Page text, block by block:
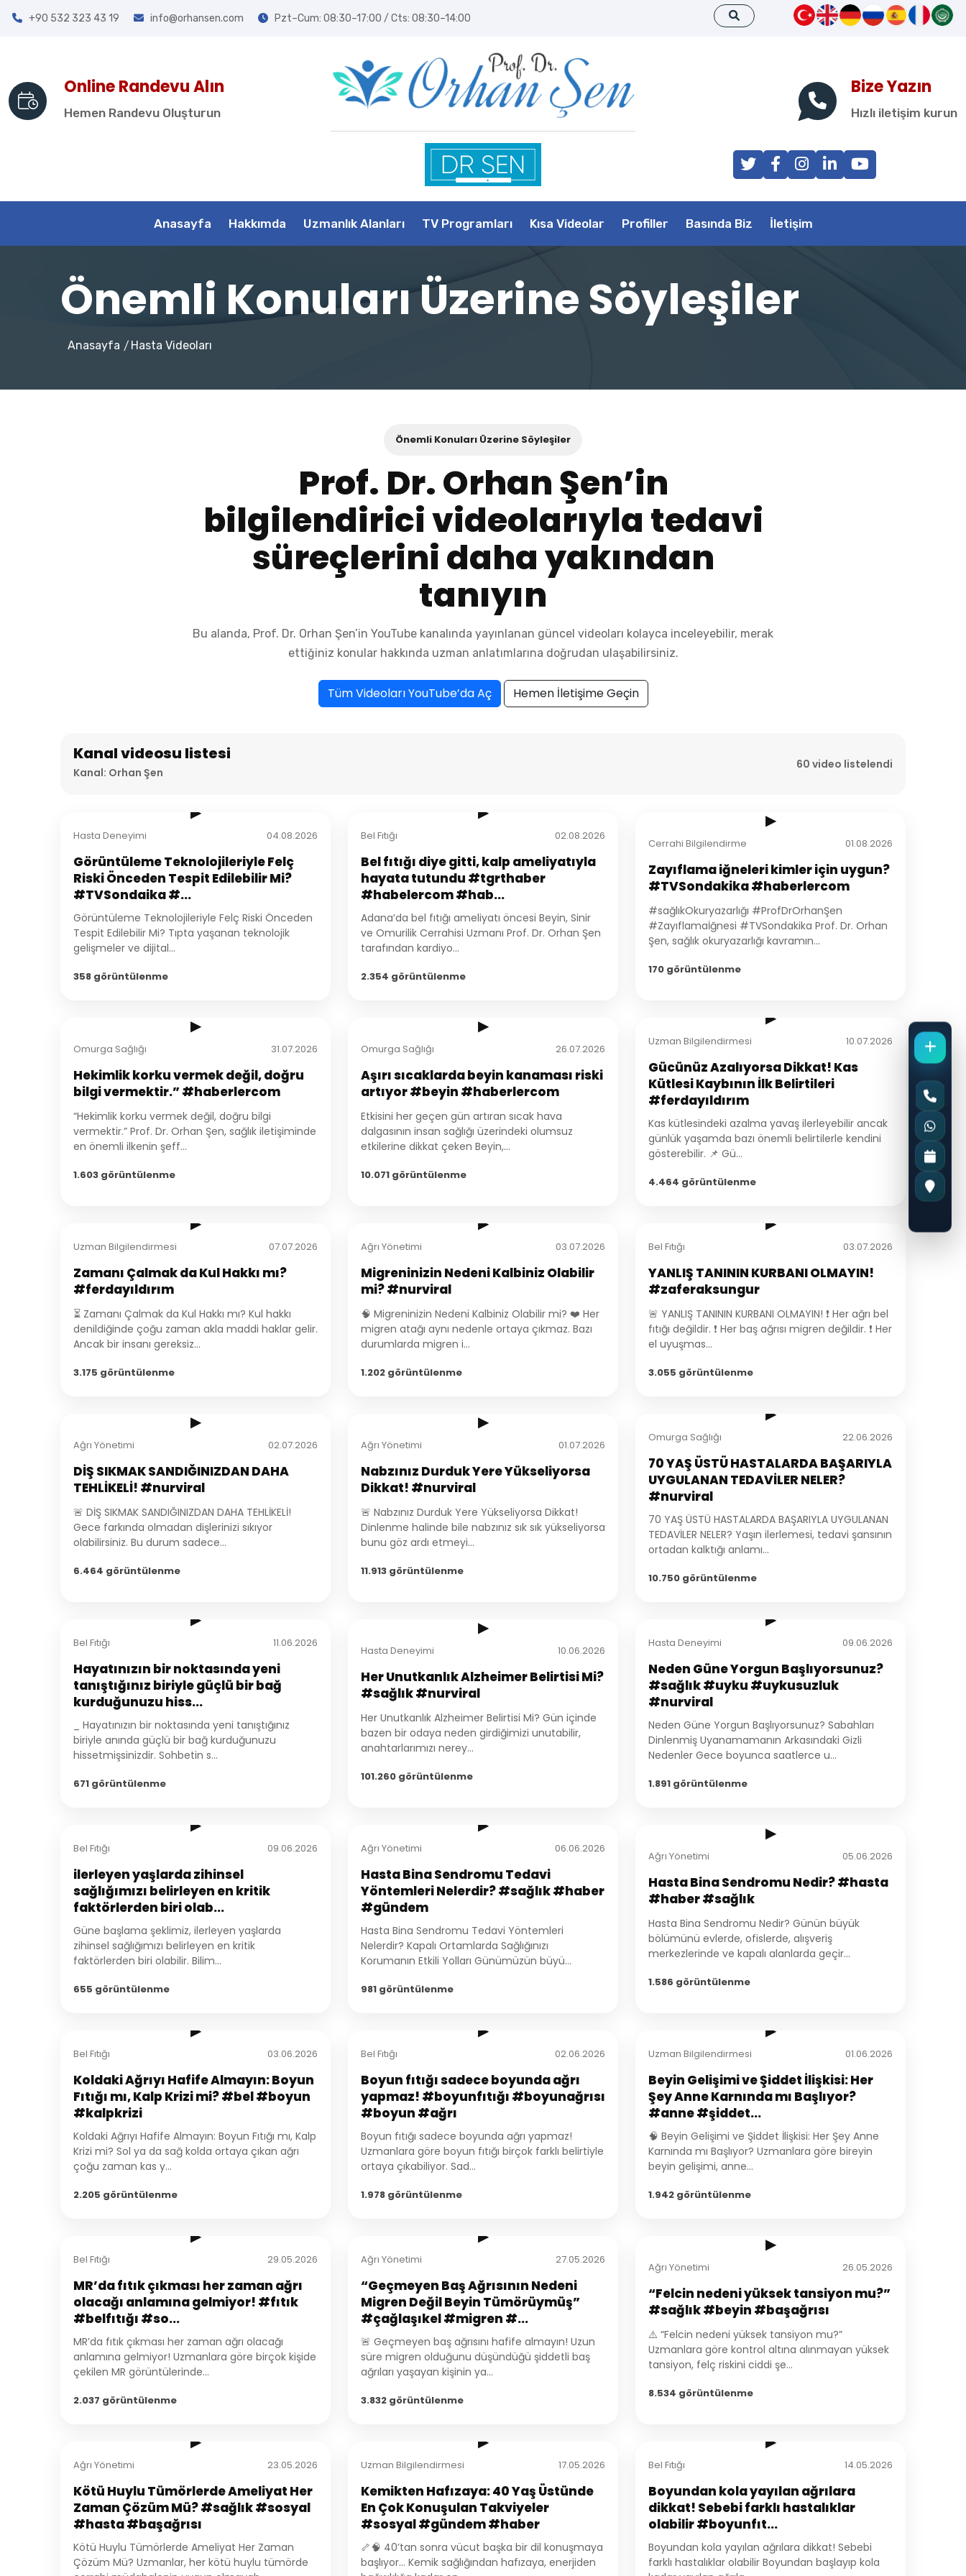
+90 532 323 43 19 info@orhansen.com Pzt–Cum: 08:30–17:00 / Cts: 08:30–14:00
Online Randevu Alın
Hemen Randevu Oluşturun
Bize Yazın
Hızlı iletişim kurun
Anasayfa Hakkımda Uzmanlık Alanları TV Programları Kısa Videolar Profiller Basında Biz İletişim
Önemli Konuları Üzerine Söyleşiler
Anasayfa / Hasta Videoları
Önemli Konuları Üzerine Söyleşiler
Prof. Dr. Orhan Şen’in
bilgilendirici videolarıyla tedavi
süreçlerini daha yakından
tanıyın
Bu alanda, Prof. Dr. Orhan Şen’in YouTube kanalında yayınlanan güncel videoları kolayca inceleyebilir, merak
ettiğiniz konular hakkında uzman anlatımlarına doğrudan ulaşabilirsiniz.
Tüm Videoları YouTube’da Aç Hemen İletişime Geçin
Kanal videosu listesi
Kanal: Orhan Şen
60 video listelendi
▶
Hasta Deneyimi 04.08.2026
Görüntüleme Teknolojileriyle Felç
Riski Önceden Tespit Edilebilir Mi?
#TVSondaika #...
Görüntüleme Teknolojileriyle Felç Riski Önceden
Tespit Edilebilir Mi? Tıpta yaşanan teknolojik
gelişmeler ve dijital...
358 görüntülenme
▶
Bel Fıtığı 02.08.2026
Bel fıtığı diye gitti, kalp ameliyatıyla
hayata tutundu #tgrthaber
#habelercom #hab...
Adana’da bel fıtığı ameliyatı öncesi Beyin, Sinir
ve Omurilik Cerrahisi Uzmanı Prof. Dr. Orhan Şen
tarafından kardiyo...
2.354 görüntülenme
▶
Cerrahi Bilgilendirme 01.08.2026
Zayıflama iğneleri kimler için uygun?
#TVSondakika #haberlercom
#sağlıkOkuryazarlığı #ProfDrOrhanŞen
#Zayıflamaİğnesi #TVSondakika Prof. Dr. Orhan
Şen, sağlık okuryazarlığı kavramın...
170 görüntülenme
▶
Omurga Sağlığı 31.07.2026
Hekimlik korku vermek değil, doğru
bilgi vermektir.” #haberlercom
“Hekimlik korku vermek değil, doğru bilgi
vermektir.” Prof. Dr. Orhan Şen, sağlık iletişiminde
en önemli ilkenin şeff...
1.603 görüntülenme
▶
Omurga Sağlığı 26.07.2026
Aşırı sıcaklarda beyin kanaması riski
artıyor #beyin #haberlercom
Etkisini her geçen gün artıran sıcak hava
dalgasının insan sağlığı üzerindeki olumsuz
etkilerine dikkat çeken Beyin,...
10.071 görüntülenme
▶
Uzman Bilgilendirmesi 10.07.2026
Gücünüz Azalıyorsa Dikkat! Kas
Kütlesi Kaybının İlk Belirtileri
#ferdayıldırım
Kas kütlesindeki azalma yavaş ilerleyebilir ancak
günlük yaşamda bazı önemli belirtilerle kendini
gösterebilir. 📌 Gü...
4.464 görüntülenme
▶
Uzman Bilgilendirmesi 07.07.2026
Zamanı Çalmak da Kul Hakkı mı?
#ferdayıldırım
⏳ Zamanı Çalmak da Kul Hakkı mı? Kul hakkı
denildiğinde çoğu zaman akla maddi haklar gelir.
Ancak bir insanı gereksiz...
3.175 görüntülenme
▶
Ağrı Yönetimi 03.07.2026
Migreninizin Nedeni Kalbiniz Olabilir
mi? #nurviral
🧠 Migreninizin Nedeni Kalbiniz Olabilir mi? ❤️ Her
migren atağı aynı nedenle ortaya çıkmaz. Bazı
durumlarda migren i...
1.202 görüntülenme
▶
Bel Fıtığı 03.07.2026
YANLIŞ TANININ KURBANI OLMAYIN!
#zaferaksungur
🚨 YANLIŞ TANININ KURBANI OLMAYIN! ❗ Her ağrı bel
fıtığı değildir. ❗ Her baş ağrısı migren değildir. ❗ Her
el uyuşmas...
3.055 görüntülenme
▶
Ağrı Yönetimi 02.07.2026
DİŞ SIKMAK SANDIĞINIZDAN DAHA
TEHLİKELİ! #nurviral
🚨 DİŞ SIKMAK SANDIĞINIZDAN DAHA TEHLİKELİ!
Gece farkında olmadan dişlerinizi sıkıyor
olabilirsiniz. Bu durum sadece...
6.464 görüntülenme
▶
Ağrı Yönetimi 01.07.2026
Nabzınız Durduk Yere Yükseliyorsa
Dikkat! #nurviral
🚨 Nabzınız Durduk Yere Yükseliyorsa Dikkat!
Dinlenme halinde bile nabzınız sık sık yükseliyorsa
bunu göz ardı etmeyi...
11.913 görüntülenme
▶
Omurga Sağlığı 22.06.2026
70 YAŞ ÜSTÜ HASTALARDA BAŞARIYLA
UYGULANAN TEDAVİLER NELER?
#nurviral
70 YAŞ ÜSTÜ HASTALARDA BAŞARIYLA UYGULANAN
TEDAVİLER NELER? Yaşın ilerlemesi, tedavi şansının
ortadan kalktığı anlamı...
10.750 görüntülenme
▶
Bel Fıtığı 11.06.2026
Hayatınızın bir noktasında yeni
tanıştığınız biriyle güçlü bir bağ
kurduğunuzu hiss...
_ Hayatınızın bir noktasında yeni tanıştığınız
biriyle anında güçlü bir bağ kurduğunuzu
hissetmişsinizdir. Sohbetin s...
671 görüntülenme
▶
Hasta Deneyimi 10.06.2026
Her Unutkanlık Alzheimer Belirtisi Mi?
#sağlık #nurviral
Her Unutkanlık Alzheimer Belirtisi Mi? Gün içinde
bazen bir odaya neden girdiğimizi unutabilir,
anahtarlarımızı nerey...
101.260 görüntülenme
▶
Hasta Deneyimi 09.06.2026
Neden Güne Yorgun Başlıyorsunuz?
#sağlık #uyku #uykusuzluk
#nurviral
Neden Güne Yorgun Başlıyorsunuz? Sabahları
Dinlenmiş Uyanamamanın Arkasındaki Gizli
Nedenler Gece boyunca saatlerce u...
1.891 görüntülenme
▶
Bel Fıtığı 09.06.2026
ilerleyen yaşlarda zihinsel
sağlığımızı belirleyen en kritik
faktörlerden biri olab...
Güne başlama şeklimiz, ilerleyen yaşlarda
zihinsel sağlığımızı belirleyen en kritik
faktörlerden biri olabilir. Bilim...
655 görüntülenme
▶
Ağrı Yönetimi 06.06.2026
Hasta Bina Sendromu Tedavi
Yöntemleri Nelerdir? #sağlık #haber
#gündem
Hasta Bina Sendromu Tedavi Yöntemleri
Nelerdir? Kapalı Ortamlarda Sağlığınızı
Korumanın Etkili Yolları Günümüzün büyü...
981 görüntülenme
▶
Ağrı Yönetimi 05.06.2026
Hasta Bina Sendromu Nedir? #hasta
#haber #sağlık
Hasta Bina Sendromu Nedir? Günün büyük
bölümünü evlerde, ofislerde, alışveriş
merkezlerinde ve kapalı alanlarda geçir...
1.586 görüntülenme
▶
Bel Fıtığı 03.06.2026
Koldaki Ağrıyı Hafife Almayın: Boyun
Fıtığı mı, Kalp Krizi mi? #bel #boyun
#kalpkrizi
Koldaki Ağrıyı Hafife Almayın: Boyun Fıtığı mı, Kalp
Krizi mi? Sol ya da sağ kolda ortaya çıkan ağrı
çoğu zaman kas y...
2.205 görüntülenme
▶
Bel Fıtığı 02.06.2026
Boyun fıtığı sadece boyunda ağrı
yapmaz! #boyunfıtığı #boyunağrısı
#boyun #ağrı
Boyun fıtığı sadece boyunda ağrı yapmaz!
Uzmanlara göre boyun fıtığı birçok farklı belirtiyle
ortaya çıkabiliyor. Sad...
1.978 görüntülenme
▶
Uzman Bilgilendirmesi 01.06.2026
Beyin Gelişimi ve Şiddet İlişkisi: Her
Şey Anne Karnında mı Başlıyor?
#anne #şiddet...
🧠 Beyin Gelişimi ve Şiddet İlişkisi: Her Şey Anne
Karnında mı Başlıyor? Uzmanlara göre bireyin
beyin gelişimi, anne...
1.942 görüntülenme
▶
Bel Fıtığı 29.05.2026
MR’da fıtık çıkması her zaman ağrı
olacağı anlamına gelmiyor! #fıtık
#belfıtığı #so...
MR’da fıtık çıkması her zaman ağrı olacağı
anlamına gelmiyor! Uzmanlara göre birçok kişide
çekilen MR görüntülerinde...
2.037 görüntülenme
▶
Ağrı Yönetimi 27.05.2026
“Geçmeyen Baş Ağrısının Nedeni
Migren Değil Beyin Tümörüymüş”
#çağlaşıkel #migren #...
🚨 Geçmeyen baş ağrısını hafife almayın! Uzun
süre migren olduğunu düşündüğü şiddetli baş
ağrıları yaşayan kişinin ya...
3.832 görüntülenme
▶
Ağrı Yönetimi 26.05.2026
“Felcin nedeni yüksek tansiyon mu?”
#sağlık #beyin #başağrısı
⚠️ “Felcin nedeni yüksek tansiyon mu?”
Uzmanlara göre kontrol altına alınmayan yüksek
tansiyon, felç riskini ciddi şe...
8.534 görüntülenme
▶
Ağrı Yönetimi 23.05.2026
Kötü Huylu Tümörlerde Ameliyat Her
Zaman Çözüm Mü? #sağlık #sosyal
#hasta #başağrısı
Kötü Huylu Tümörlerde Ameliyat Her Zaman
Çözüm Mü? Uzmanlar, her kötü huylu tümörde
▶
Uzman Bilgilendirmesi 17.05.2026
Kemikten Hafızaya: 40 Yaş Üstünde
En Çok Konuşulan Takviyeler
#sosyal #gündem #haber
🦴🧠 40’tan sonra vücut başka bir dil konuşmaya
başlıyor… Kemik sağlığından hafızaya, enerjiden
▶
Bel Fıtığı 14.05.2026
Boyundan kola yayılan ağrılara
dikkat! Sebebi farklı hastalıklar
olabilir #boyunfıt...
Boyundan kola yayılan ağrılara dikkat! Sebebi
farklı hastalıklar olabilir Boyundan başlayıp kola